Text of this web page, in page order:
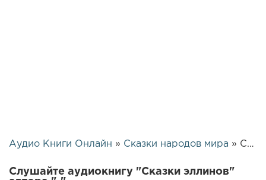
Аудио Книги Онлайн » Сказки народов мира » Сказки эллинов | 25701
Слушайте аудиокнигу "Сказки эллинов"